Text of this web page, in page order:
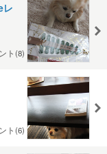
ト(8)
ト(6)